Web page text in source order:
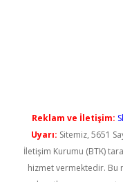
Reklam ve İletişim:
Uyarı: Sitemiz, 5651
İletişim Kurumu (BTK)
hizmet vermektedir.